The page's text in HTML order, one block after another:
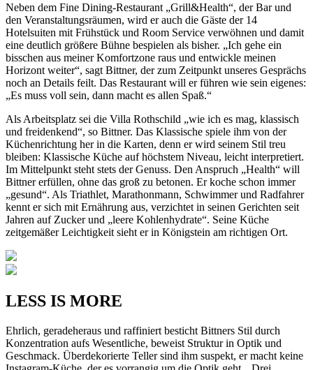
Neben dem Fine Dining-Restaurant „Grill&Health“, der Bar und
den Veranstaltungsräumen, wird er auch die Gäste der 14
Hotelsuiten mit Frühstück und Room Service verwöhnen und damit
eine deutlich größere Bühne bespielen als bisher. „Ich gehe ein
bisschen aus meiner Komfortzone raus und entwickle meinen
Horizont weiter“, sagt Bittner, der zum Zeitpunkt unseres Gesprächs
noch an Details feilt. Das Restaurant will er führen wie sein eigenes:
„Es muss voll sein, dann macht es allen Spaß.“
Als Arbeitsplatz sei die Villa Rothschild „wie ich es mag, klassisch
und freidenkend“, so Bittner. Das Klassische spiele ihm von der
Küchenrichtung her in die Karten, denn er wird seinem Stil treu
bleiben: Klassische Küche auf höchstem Niveau, leicht interpretiert.
Im Mittelpunkt steht stets der Genuss. Den Anspruch „Health“ will
Bittner erfüllen, ohne das groß zu betonen. Er koche schon immer
„gesund“. Als Triathlet, Marathonmann, Schwimmer und Radfahrer
kennt er sich mit Ernährung aus, verzichtet in seinen Gerichten seit
Jahren auf Zucker und „leere Kohlenhydrate“. Seine Küche
zeitgemäßer Leichtigkeit sieht er in Königstein am richtigen Ort.
LESS IS MORE
Ehrlich, geradeheraus und raffiniert besticht Bittners Stil durch
Konzentration aufs Wesentliche, beweist Struktur in Optik und
Geschmack. Überdekorierte Teller sind ihm suspekt, er macht keine